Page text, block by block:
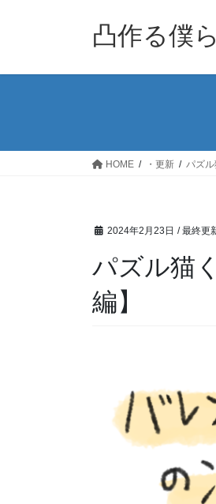
凸作る僕ら
HOME ・更新 パズ
2024年2月23日 / 最終更
パズル猫
編】